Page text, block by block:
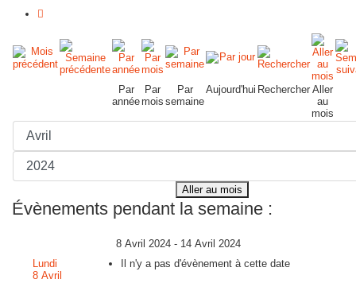
Par
année
Par
mois
Par
semaine
Aujourd'hui Rechercher Aller
au
mois
Aller au mois
Évènements pendant la semaine :
8 Avril 2024 - 14 Avril 2024
Lundi
8 Avril
Il n'y a pas d'évènement à cette date